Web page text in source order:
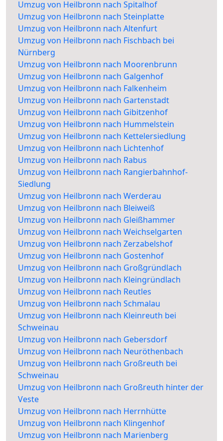
Umzug von Heilbronn nach Spitalhof
Umzug von Heilbronn nach Steinplatte
Umzug von Heilbronn nach Altenfurt
Umzug von Heilbronn nach Fischbach bei
Nürnberg
Umzug von Heilbronn nach Moorenbrunn
Umzug von Heilbronn nach Galgenhof
Umzug von Heilbronn nach Falkenheim
Umzug von Heilbronn nach Gartenstadt
Umzug von Heilbronn nach Gibitzenhof
Umzug von Heilbronn nach Hummelstein
Umzug von Heilbronn nach Kettelersiedlung
Umzug von Heilbronn nach Lichtenhof
Umzug von Heilbronn nach Rabus
Umzug von Heilbronn nach Rangierbahnhof-
Siedlung
Umzug von Heilbronn nach Werderau
Umzug von Heilbronn nach Bleiweiß
Umzug von Heilbronn nach Gleißhammer
Umzug von Heilbronn nach Weichselgarten
Umzug von Heilbronn nach Zerzabelshof
Umzug von Heilbronn nach Gostenhof
Umzug von Heilbronn nach Großgründlach
Umzug von Heilbronn nach Kleingründlach
Umzug von Heilbronn nach Reutles
Umzug von Heilbronn nach Schmalau
Umzug von Heilbronn nach Kleinreuth bei
Schweinau
Umzug von Heilbronn nach Gebersdorf
Umzug von Heilbronn nach Neuröthenbach
Umzug von Heilbronn nach Großreuth bei
Schweinau
Umzug von Heilbronn nach Großreuth hinter der
Veste
Umzug von Heilbronn nach Herrnhütte
Umzug von Heilbronn nach Klingenhof
Umzug von Heilbronn nach Marienberg